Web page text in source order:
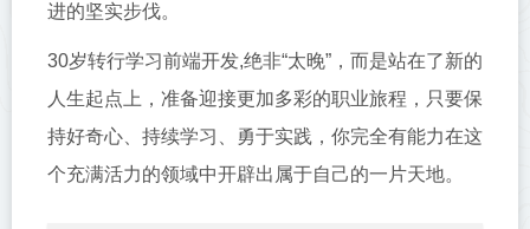
进的坚实步伐。
30岁转行学习前端开发,绝非“太晚”，而是站在了新的
人生起点上，准备迎接更加多彩的职业旅程，只要保
持好奇心、持续学习、勇于实践，你完全有能力在这
个充满活力的领域中开辟出属于自己的一片天地。